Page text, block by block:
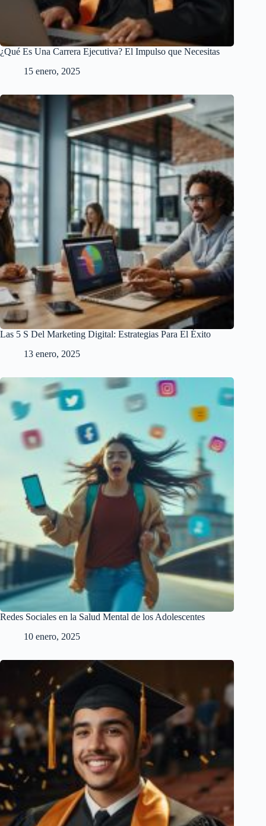
¿Qué Es Una Carrera Ejecutiva? El Impulso que Necesitas
15 enero, 2025
Las 5 S Del Marketing Digital: Estrategias Para El Éxito
13 enero, 2025
Redes Sociales en la Salud Mental de los Adolescentes
10 enero, 2025